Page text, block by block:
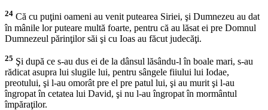
24 Că cu puţini oameni au venit putearea Siriei, şi Dumnezeu au dat
în mânile lor puteare multă foarte, pentru că au lăsat ei pre Domnul
Dumnezeul părinţilor săi şi cu Ioas au făcut judecăţi.
25 Şi după ce s-au dus ei de la dânsul lăsându-l în boale mari, s-au
rădicat asupra lui slugile lui, pentru sângele fiiului lui Iodae,
preotului, şi l-au omorât pre el pre patul lui, şi au murit şi l-au
îngropat în cetatea lui David, şi nu l-au îngropat în mormântul
împăraţilor.